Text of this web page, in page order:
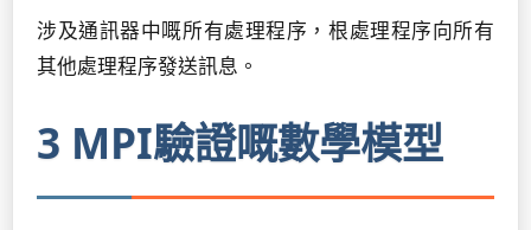
涉及通訊器中嘅所有處理程序，根處理程序向所有
其他處理程序發送訊息。
3 MPI驗證嘅數學模型